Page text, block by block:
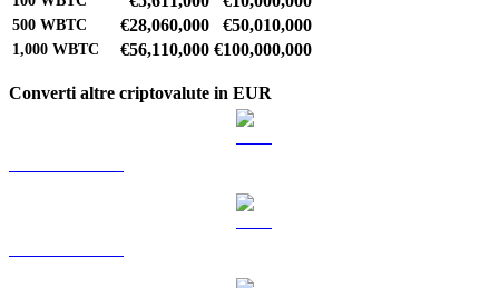
500 WBTC €28,060,000 €50,010,000
1,000 WBTC €56,110,000 €100,000,000
Converti altre criptovalute in EUR